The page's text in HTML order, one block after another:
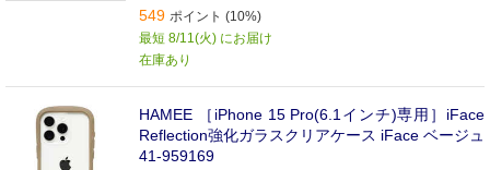
549 ポイント (10%)
最短 8/11(火) にお届け
在庫あり
HAMEE ［iPhone 15 Pro(6.1インチ)専用］iFace
Reflection強化ガラスクリアケース iFace ベージュ
41-959169